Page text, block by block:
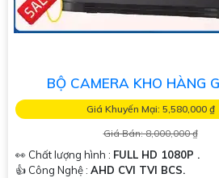
BỘ CAMERA KHO HÀNG
Giá Khuyến Mại: 5,580,000 ₫
Giá Bán: 8,000,000 ₫
👀 Chất lượng hình : FULL HD 1080P .
👍 Công Nghệ : AHD CVI TVI BCS.